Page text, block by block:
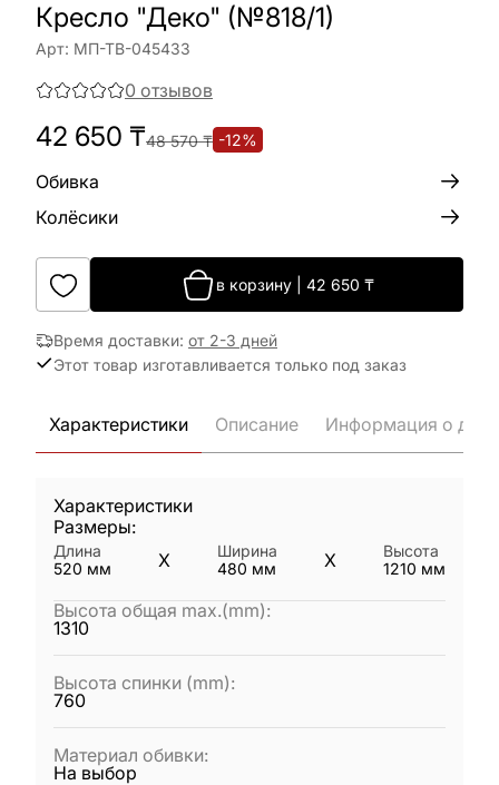
Кресло "Деко" (№818/1)
Арт: МП-ТВ-045433
0 отзывов
42 650 ₸48 570₸ -12%
Обивка
Колёсики
в корзину| 42 650 ₸
Время доставки: от 2-3 дней
Этот товар изготавливается только под заказ
Характеристики Описание Информация о
Характеристики
Размеры:
Длина
520 мм X
Ширина
480 мм X
Высота
1210 мм
Высота общая max.(mm):
1310
Высота спинки (mm):
760
Материал обивки:
На выбор